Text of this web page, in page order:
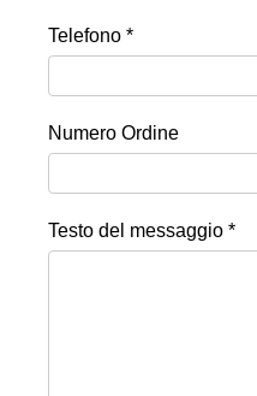
Telefono *
Numero Ordine
Testo del messaggio *